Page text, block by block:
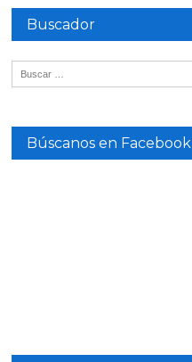
Buscador
Búscanos en Facebook